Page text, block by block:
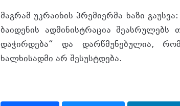
მაგრამ უკრაინის პრემიერმა ხაზი
ბაიდენის ადმინისტრაცია შეასრულებს
დაჭირდება“ და დარწმუნებულია,
ხალხისადმი არ შესუსტდება.